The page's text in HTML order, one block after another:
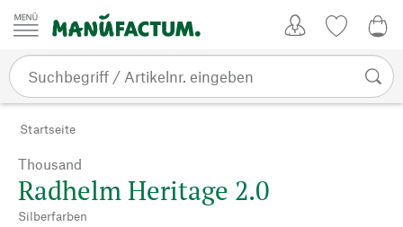
Zum Inhalt springen
Startseite
Thousand
Radhelm Heritage 2.0
Silberfarben